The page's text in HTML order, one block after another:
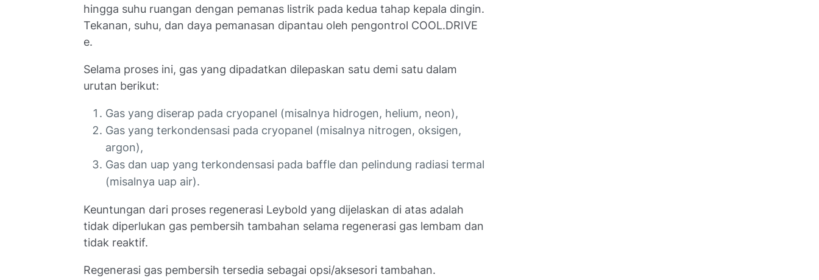
hingga suhu ruangan dengan pemanas listrik pada kedua tahap kepala dingin.
Tekanan, suhu, dan daya pemanasan dipantau oleh pengontrol COOL.DRIVE
e.
Selama proses ini, gas yang dipadatkan dilepaskan satu demi satu dalam
urutan berikut:
Gas yang diserap pada cryopanel (misalnya hidrogen, helium, neon),
Gas yang terkondensasi pada cryopanel (misalnya nitrogen, oksigen,
argon),
Gas dan uap yang terkondensasi pada baffle dan pelindung radiasi termal
(misalnya uap air).
Keuntungan dari proses regenerasi Leybold yang dijelaskan di atas adalah
tidak diperlukan gas pembersih tambahan selama regenerasi gas lembam dan
tidak reaktif.
Regenerasi gas pembersih tersedia sebagai opsi/aksesori tambahan.